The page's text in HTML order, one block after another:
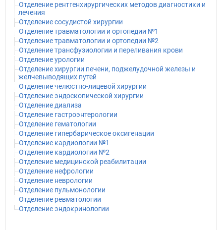
Отделение рентгенхирургических методов диагностики и
лечения
Отделение сосудистой хирургии
Отделение травматологии и ортопедии №1
Отделение травматологии и ортопедии №2
Отделение трансфузиологии и переливания крови
Отделение урологии
Отделение хирургии печени, поджелудочной железы и
желчевыводящих путей
Отделение челюстно-лицевой хирургии
Отделение эндоскопической хирургии
Отделение диализа
Отделение гастроэнтерологии
Отделение гематологии
Отделение гипербарическое оксигенации
Отделение кардиологии №1
Отделение кардиологии №2
Отделение медицинской реабилитации
Отделение нефрологии
Отделение неврологии
Отделение пульмонологии
Отделение ревматологии
Отделение эндокринологии